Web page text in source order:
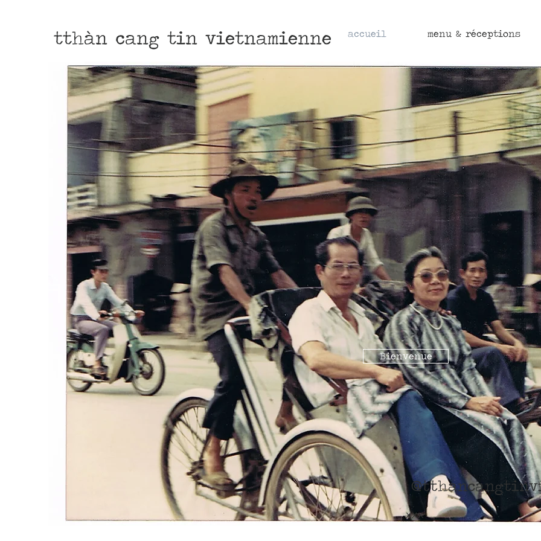
tthàn cang tin vietnamienne accueil menu & réceptions
Bienvenue
xxx